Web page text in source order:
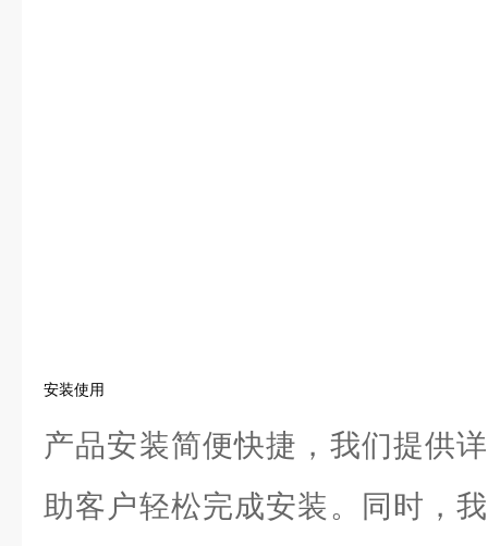
安装使用
产品安装简便快捷，我们提供
助客户轻松完成安装。同时，